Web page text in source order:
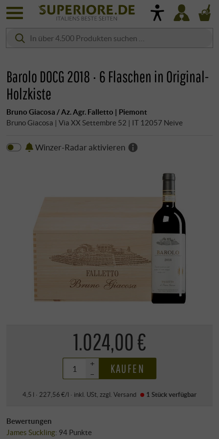
Barolo DOCG 2018 · 6 Flaschen in Original-
Holzkiste
Bruno Giacosa / Az. Agr. Falletto | Piemont
Bruno Giacosa | Via XX Settembre 52 | IT 12057 Neive
Winzer-Radar aktivieren
1.024,00 €
+
–
KAUFEN
4,5 l · 227,56 €/l · inkl. USt , zzgl.Versand 1 Stückverfügbar
Bewertungen
James Suckling: 94 Punkte